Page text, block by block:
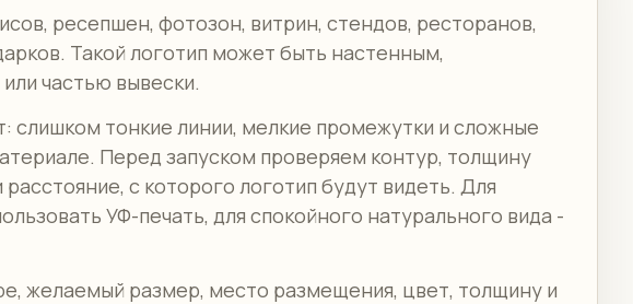
ресепшен, фотозон, витрин, стендов, ресторанов,
Такой логотип может быть настенным,
частью вывески.
слишком тонкие линии, мелкие промежутки и сложные
Перед запуском проверяем контур, толщину
с которого логотип будут видеть. Для
УФ-печать, для спокойного натурального вида -
желаемый размер, место размещения, цвет, толщину и